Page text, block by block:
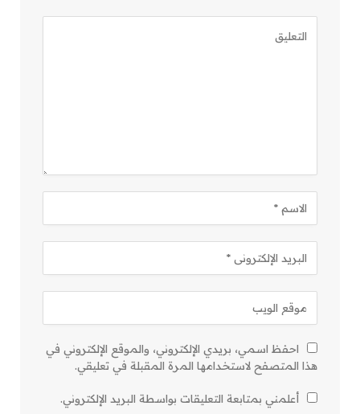
احفظ اسمي، بريدي الإلكتروني، والموقع الإلكتروني في
هذا المتصفح لاستخدامها المرة المقبلة في تعليقي.
أعلمني بمتابعة التعليقات بواسطة البريد الإلكتروني.